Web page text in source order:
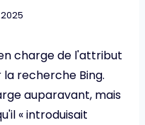
charge de l'attribut
recherche Bing.
auparavant, mais
« introduisait